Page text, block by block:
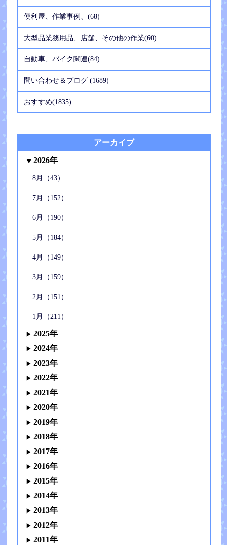
便利屋、作業事例、(68)
大型品業務用品、店舗、その他の作業(60)
自動車、バイク関連(84)
問い合わせ＆ブログ (1689)
おすすめ(1835)
アーカイブ
2026年
8月（43）
7月（152）
6月（190）
5月（184）
4月（149）
3月（159）
2月（151）
1月（211）
2025年
2024年
2023年
2022年
2021年
2020年
2019年
2018年
2017年
2016年
2015年
2014年
2013年
2012年
2011年